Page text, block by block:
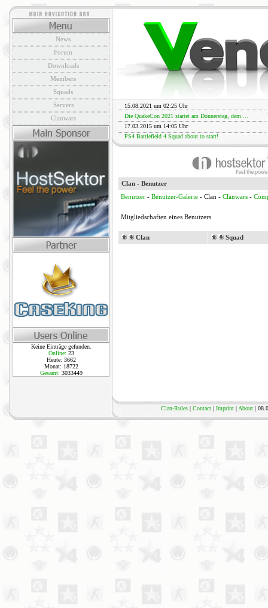
News
Forum
Downloads
Members
Squads
Servers
Clanwars
Keine Einträge gefunden.
Online: 23
Heute: 3662
Monat: 18722
Gesamt: 3033449
15.08.2021 um 02:25 Uhr
Die QuakeCon 2021 startet am Donnerstag, dem ...
17.03.2015 um 14:05 Uhr
PS4 Battlefield 4 Squad about to start!
Clan - Benutzer
Benutzer - Benutzer-Galerie - Clan - Clanwars -
Mitgliedschaften eines Benutzers
Clan Squad
Clan-Rules| Contact| Imprint| About|